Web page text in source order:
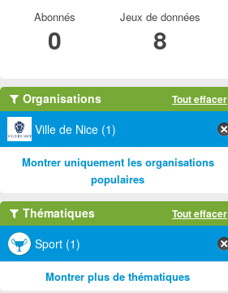
Abonnés
0
Jeux de données
8
Organisations Tout effacer
Ville de Nice (1)
Montrer uniquement les organisations
populaires
Thématiques Tout effacer
Sport (1)
Montrer plus de thématiques